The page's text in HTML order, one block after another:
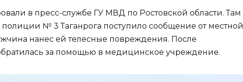
в пресс-службе ГУ МВД по Ростовской области. Там
полиции № 3 Таганрога поступило сообщение от местной
нанес ей телесные повреждения. После
за помощью в медицинское учреждение.